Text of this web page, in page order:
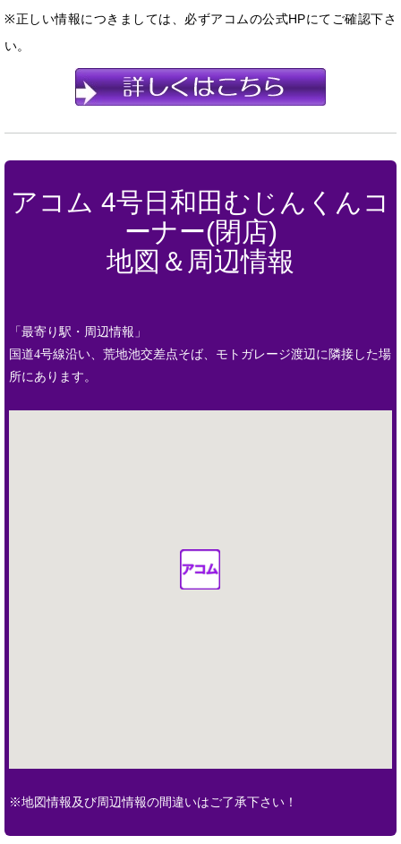
※正しい情報につきましては、必ずアコムの公式HPにてご確認下さ
い。
アコム 4号日和田むじんくんコ
ーナー(閉店)
地図＆周辺情報
「最寄り駅・周辺情報」
国道4号線沿い、荒地池交差点そば、モトガレージ渡辺に隣接した場
所にあります。
※地図情報及び周辺情報の間違いはご了承下さい！